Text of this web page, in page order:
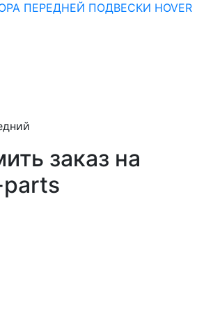
ПЕРЕДНЕЙ ПОДВЕСКИ HOVER
заказ на
parts